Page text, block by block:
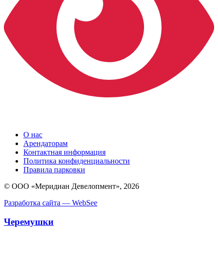
О нас
Арендаторам
Контактная информация
Политика конфиденциальности
Правила парковки
© ООО «Меридиан Девелопмент», 2026
Разработка сайта — WebSee
Черемушки